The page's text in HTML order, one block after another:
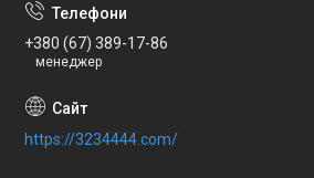
+380 (67) 389-17-86
менеджер
https://3234444.com/